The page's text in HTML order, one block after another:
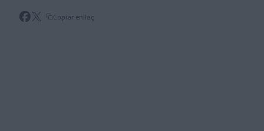
Copiar enllaç